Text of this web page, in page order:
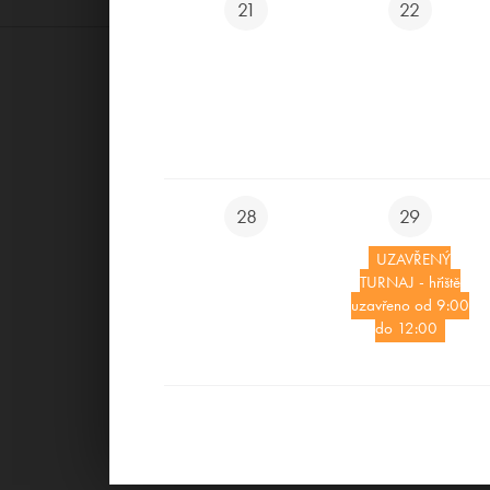
21 22
28 29
UZAVŘENÝ
TURNAJ - hřiště
uzavřeno od 9:00
do 12:00